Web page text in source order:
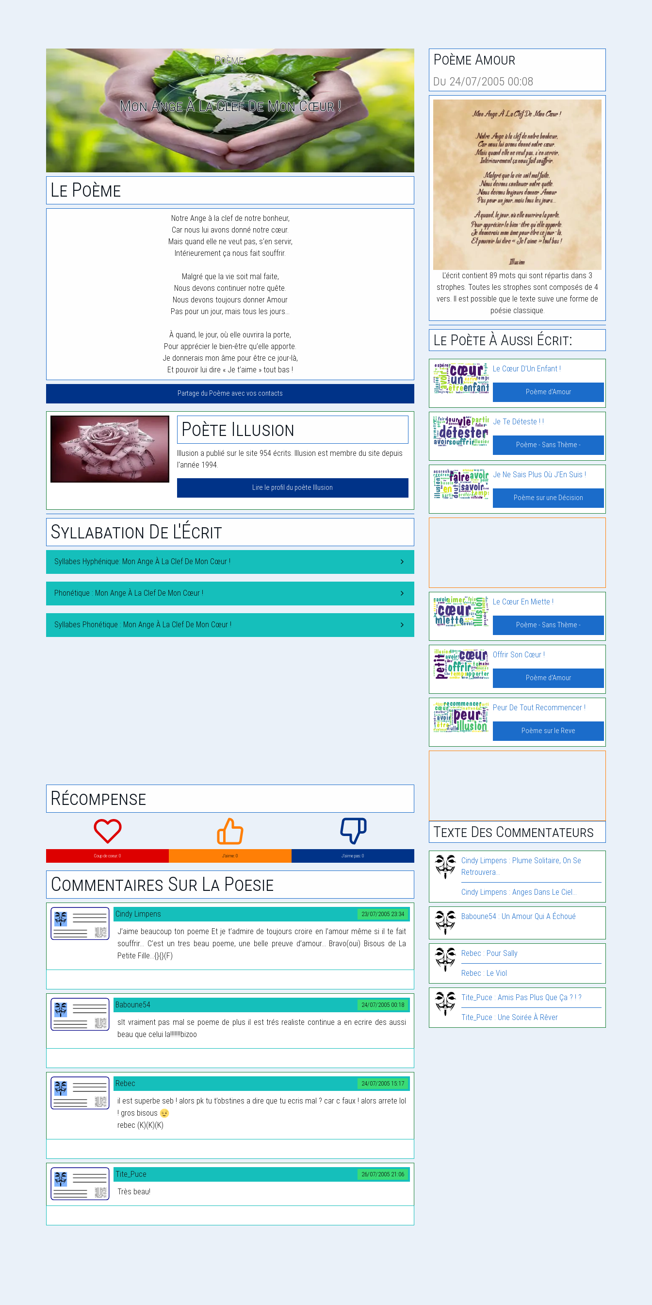
Poème:
Mon Ange À La Clef De Mon Cœur !
Le Poème
Notre Ange à la clef de notre bonheur,
Car nous lui avons donné notre cœur.
Mais quand elle ne veut pas, s’en servir,
Intérieurement ça nous fait souffrir.
Malgré que la vie soit mal faite,
Nous devons continuer notre quête.
Nous devons toujours donner Amour
Pas pour un jour, mais tous les jours…
À quand, le jour, où elle ouvrira la porte,
Pour apprécier le bien-être qu’elle apporte.
Je donnerais mon âme pour être ce jour-là,
Et pouvoir lui dire « Je t’aime » tout bas !
Partage du Poème avec vos contacts
Poète Illusion
Illusion a publié sur le site 954 écrits. Illusion est membre du site depuis
l'année 1994.
Lire le profil du poète Illusion
Syllabation De L'Écrit
Syllabes Hyphénique: Mon Ange À La Clef De Mon Cœur !
Phonétique : Mon Ange À La Clef De Mon Cœur !
Syllabes Phonétique : Mon Ange À La Clef De Mon Cœur !
Récompense
Coup de coeur: 0 J’aime: 0 J’aime pas: 0
Commentaires Sur La Poesie
23/07/2005 23:34
Cindy Limpens
J’aime beaucoup ton poeme Et je t’admire de toujours croire en l’amour même si il te fait
souffrir... C’est un tres beau poeme, une belle preuve d’amour... Bravo(oui) Bisous de La
Petite Fille...{}{}(F)
24/07/2005 00:18
Baboune54
slt vraiment pas mal se poeme de plus il est trés realiste continue a en ecrire des aussi
beau que celui la!!!!!!!bizoo
24/07/2005 15:17
Rebec
il est superbe seb ! alors pk tu t’obstines a dire que tu ecris mal ? car c faux ! alors arrete lol
! gros bisous
rebec (K)(K)(K)
26/07/2005 21:06
Tite_Puce
Très beau!
Poème Amour
Du 24/07/2005 00:08
L'écrit contient 89 mots qui sont répartis dans 3
strophes. Toutes les strophes sont composés de 4
vers. Il est possible que le texte suive une forme de
poésie classique.
Le Poète À Aussi Écrit:
Le Cœur D’Un Enfant !
Poème d'Amour
Je Te Déteste ! !
Poème - Sans Thème -
Je Ne Sais Plus Où J’En Suis !
Poème sur une Décision
Le Cœur En Miette !
Poème - Sans Thème -
Offrir Son Cœur !
Poème d'Amour
Peur De Tout Recommencer !
Poème sur le Reve
Texte Des Commentateurs
Cindy Limpens : Plume Solitaire, On Se
Retrouvera…
Cindy Limpens : Anges Dans Le Ciel…
Baboune54 : Un Amour Qui A Échoué
Rebec : Pour Sally
Rebec : Le Viol
Tite_Puce : Amis Pas Plus Que Ça ? ! ?
Tite_Puce : Une Soirée À Rêver